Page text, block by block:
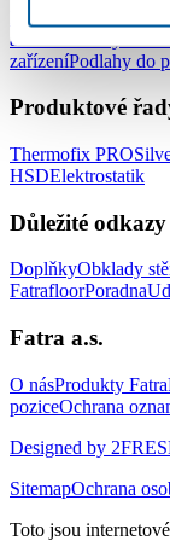
a zdravotnických
zařízeníPodlahy do
Produktové
Thermofix PRO
HSDElektrostatik
Důležité odkazy
DoplňkyObklady
FatrafloorPoradna
Fatra a.s.
O násProdukty Fatra
poziceOchrana
Designed by
SitemapOchrana
Toto jsou